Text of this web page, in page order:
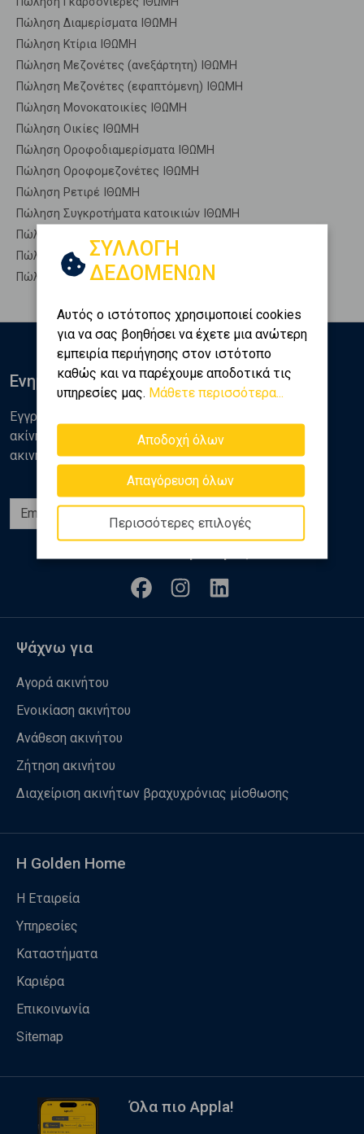
Πώληση Διαμερίσματα ΙΘΩΜΗ
Πώληση Κτίρια ΙΘΩΜΗ
Πώληση Μεζονέτες (ανεξάρτητη) ΙΘΩΜΗ
Πώληση Μεζονέτες (εφαπτόμενη) ΙΘΩΜΗ
Πώληση Μονοκατοικίες ΙΘΩΜΗ
Πώληση Οικίες ΙΘΩΜΗ
Πώληση Οροφοδιαμερίσματα ΙΘΩΜΗ
Πώληση Οροφομεζονέτες ΙΘΩΜΗ
Πώληση Ρετιρέ ΙΘΩΜΗ
Πώληση Συγκροτήματα κατοικιών ΙΘΩΜΗ
Πώληση Υπόγεια ΙΘΩΜΗ
Πώληση Υπόσκαφα ΙΘΩΜΗ
Πώληση Υπολ. υψουν ΙΘΩΜΗ
ΣΥΛΛΟΓΗ
ΔΕΔΟΜΕΝΩΝ
Αυτός ο ιστότοπος χρησιμοποιεί cookies
για να σας βοηθήσει να έχετε μια ανώτερη
εμπειρία περιήγησης στον ιστότοπο
καθώς και να παρέχουμε αποδοτικά τις
υπηρεσίες μας. Μάθετε περισσότερα...
Αποδοχή όλων
Απαγόρευση όλων
Περισσότερες επιλογές
Ενημερωθείτε
Εγγραφείτε στο newsletter της Golden Home για νέα
ακίνητα, αναλύσεις και διάφορα θέματα της αγοράς
ακινήτων
Ψάχνω για
Αγορά ακινήτου
Ενοικίαση ακινήτου
Ανάθεση ακινήτου
Ζήτηση ακινήτου
Διαχείριση ακινήτων βραχυχρόνιας μίσθωσης
Η Golden Home
Η Εταιρεία
Υπηρεσίες
Καταστήματα
Καριέρα
Επικοινωνία
Sitemap
Όλα πιο Appla!